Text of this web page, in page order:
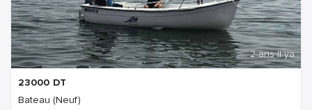
2 ans Il ya
23000 DT
Bateau (Neuf)